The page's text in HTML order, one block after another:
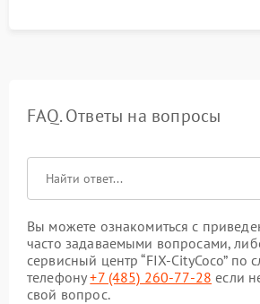
FAQ. Ответы на вопросы
Вы можете ознакомиться с
часто задаваемыми вопросами,
сервисный центр “FIX-CityCoco” по
телефону+7 (485) 260-77-28 если
свой вопрос.